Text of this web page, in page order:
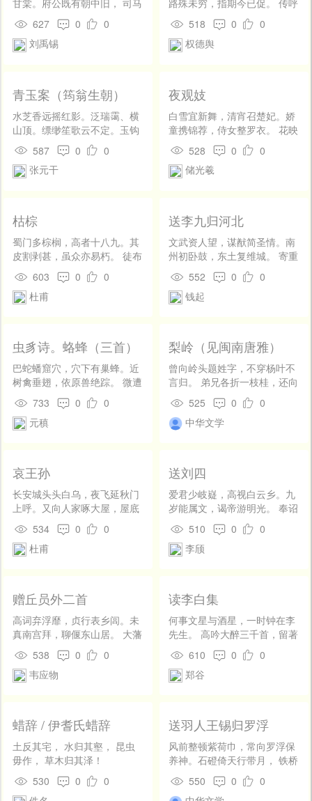
甘棠。府公既有朝中旧， 司马
应容酒后狂。案牍来时唯署
字，风烟入兴便成章。 两京大
道多游客，每遇词人战一场。
627 0
0
刘禹锡
路殊未穷，指期今已促。 传呼
戒徒御，振辔转林麓。阴云拥
岩端，澍雨当山腹。 震雷如在
耳，飞电来照目。兽迹不敢
号，百泉暗奔瀑。 危梁虑足
跌，峻坂忧车覆。问我何以
然，前日受微禄。 转知人代
事，缨组乃徽束。向若家居
时，安枕春梦熟。 遵途稍已
近，候吏来相续。晓霁心始
安，林端见初旭。
518 0
0
权德舆
青玉案（筠翁生朝）
水芝香远摇红影。泛瑞霭、横
山顶。缥缈笙歌云不定。玉钩
斜挂，素蟾初满，醉惬浮瓜
冷。 庭兰戏彩传金鼎。小袖青
衫更辉映。谁道筠溪归计近。
587 0
0
张元干
夜观妓
白雪宜新舞，清宵召楚妃。娇
童携锦荐，侍女整罗衣。 花映
垂鬟转，香迎步履飞。徐徐敛
长袖，双烛送将归。
528 0
0
储光羲
枯棕
蜀门多棕榈，高者十八九。其
皮割剥甚，虽众亦易朽。 徒布
如云叶，青黄岁寒后。交横集
斧斤，凋丧先蒲柳。 伤时苦军
乏，一物官尽取。嗟尔江汉
休，生者何自守。 啾啾黄雀
啅，侧见寒蓬走。念尔形影
干，摧残没藜莠。
603 0
0
杜甫
送李九归河北
文武资人望，谋猷简圣情。南
州初卧鼓，东土复维城。 寄重
分符去，威仍出阃行。斗牛移
八座，日月送双旌。 别恋瞻天
起，仁风应物生。伫闻收组
552 0
0
钱起
虫豸诗。蛒蜂（三首）
巴蛇蟠窟穴，穴下有巢蜂。近
树禽垂翅，依原兽绝踪。 微遭
断手足，厚毒破心胸。昔甚招
魂句，那知眼自逢。 梨笑清都
月，蜂游紫殿春。构脾分部
里，不有噬人人。 兰蕙本同
畹，蜂蛇亦杂居。害心俱毒
螫，妖焰两吹嘘。 雷蛰吞噬
止，枯焚巢穴除。可怜相济
恶，勿谓祸无馀。
733 0
0
元稹
梨岭（见闽南唐雅）
曾向岭头题姓字，不穿杨叶不
言归。 弟兄各折一枝桂，还向
岭头联影飞。
525 0
0
中华文学
哀王孙
长安城头头白乌，夜飞延秋门
上呼。又向人家啄大屋，屋底
达官走避胡。金鞭断折九马
死，骨肉不得同驰驱。腰下宝
玦青珊瑚，可怜王孙泣路隅。
无有完肌肤。高帝子孙尽隆
准，龙种自与常人殊。豺狼在
邑龙在野，王孙善保千金躯。
不敢长语临交衢，且为王孙立
斯须。昨夜东风吹血腥，东来
橐驼满旧都。朔方健儿好身
手，昔何勇锐今何愚。窃闻天
人狙。哀哉王孙慎勿疏，五陵
佳气无时无。
534 0
0
杜甫
送刘四
爱君少岐嶷，高视白云乡。九
岁能属文，谒帝游明光。 奉诏
赤墀下，拜为童子郎。尔来屡
迁易，三度尉洛阳。 洛阳十二
门，官寺郁相望。青槐罗四
屣，立言无否臧。 岁暮风雪
暗，秦中川路长。行人饮腊
酒，立马带晨霜。 生事岂须
问，故园寒草荒。从今署右
职，莫笑在农桑。
510 0
0
李颀
赠丘员外二首
高词弃浮靡，贞行表乡闾。未
真南宫拜，聊偃东山居。 大藩
本多事，日与文章疏。每一睹
之子，高咏遂起予。 宵昼方连
燕，烦吝亦顿祛。格言雅诲
眺，吴门怅踌躇。 方此恋携
手，岂云还旧墟。告诸吴子
弟，文学为何如。 迹与孤云
远，心将野鹤俱。那同石氏
子，每到府门趋。
538 0
0
韦应物
读李白集
何事文星与酒星，一时钟在李
先生。 高吟大醉三千首，留著
人间伴月明。
610 0
0
郑谷
蜡辞 / 伊耆氏蜡辞
土反其宅， 水归其壑， 昆虫
毋作， 草木归其泽！
530
0
0
送羽人王锡归罗浮
风前整顿紫荷巾，常向罗浮保
养神。石磴倚天行带月， 铁桥
通海入无尘。龙蛇出洞闲邀
雨，犀象眠花不避人。 最爱葛
550 0
0